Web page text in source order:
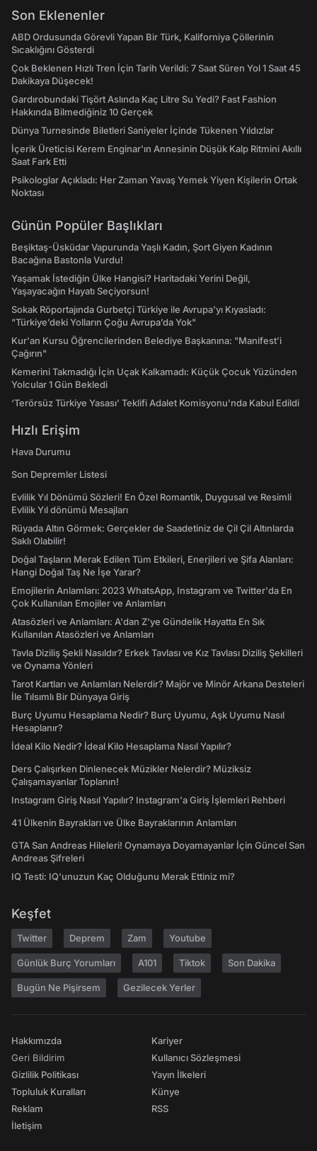
Son Eklenenler
ABD Ordusunda Görevli Yapan Bir Türk, Kaliforniya Çöllerinin
Sıcaklığını Gösterdi
Çok Beklenen Hızlı Tren İçin Tarih Verildi: 7 Saat Süren Yol 1 Saat 45
Dakikaya Düşecek!
Gardırobundaki Tişört Aslında Kaç Litre Su Yedi? Fast Fashion
Hakkında Bilmediğiniz 10 Gerçek
Dünya Turnesinde Biletleri Saniyeler İçinde Tükenen Yıldızlar
İçerik Üreticisi Kerem Enginar'ın Annesinin Düşük Kalp Ritmini Akıllı
Saat Fark Etti
Psikologlar Açıkladı: Her Zaman Yavaş Yemek Yiyen Kişilerin Ortak
Noktası
Günün Popüler Başlıkları
Beşiktaş-Üsküdar Vapurunda Yaşlı Kadın, Şort Giyen Kadının
Bacağına Bastonla Vurdu!
Yaşamak İstediğin Ülke Hangisi? Haritadaki Yerini Değil,
Yaşayacağın Hayatı Seçiyorsun!
Sokak Röportajında Gurbetçi Türkiye ile Avrupa'yı Kıyasladı:
"Türkiye’deki Yolların Çoğu Avrupa’da Yok"
Kur'an Kursu Öğrencilerinden Belediye Başkanına: "Manifest’i
Çağırın"
Kemerini Takmadığı İçin Uçak Kalkamadı: Küçük Çocuk Yüzünden
Yolcular 1 Gün Bekledi
‘Terörsüz Türkiye Yasası’ Teklifi Adalet Komisyonu'nda Kabul Edildi
Hızlı Erişim
Hava Durumu
Son Depremler Listesi
Evlilik Yıl Dönümü Sözleri! En Özel Romantik, Duygusal ve Resimli
Evlilik Yıl dönümü Mesajları
Rüyada Altın Görmek: Gerçekler de Saadetiniz de Çil Çil Altınlarda
Saklı Olabilir!
Doğal Taşların Merak Edilen Tüm Etkileri, Enerjileri ve Şifa Alanları:
Hangi Doğal Taş Ne İşe Yarar?
Emojilerin Anlamları: 2023 WhatsApp, Instagram ve Twitter'da En
Çok Kullanılan Emojiler ve Anlamları
Atasözleri ve Anlamları: A'dan Z'ye Gündelik Hayatta En Sık
Kullanılan Atasözleri ve Anlamları
Tavla Diziliş Şekli Nasıldır? Erkek Tavlası ve Kız Tavlası Diziliş Şekilleri
ve Oynama Yönleri
Tarot Kartları ve Anlamları Nelerdir? Majör ve Minör Arkana Desteleri
İle Tılsımlı Bir Dünyaya Giriş
Burç Uyumu Hesaplama Nedir? Burç Uyumu, Aşk Uyumu Nasıl
Hesaplanır?
İdeal Kilo Nedir? İdeal Kilo Hesaplama Nasıl Yapılır?
Ders Çalışırken Dinlenecek Müzikler Nelerdir? Müziksiz
Çalışamayanlar Toplanın!
Instagram Giriş Nasıl Yapılır? Instagram'a Giriş İşlemleri Rehberi
41 Ülkenin Bayrakları ve Ülke Bayraklarının Anlamları
GTA San Andreas Hileleri! Oynamaya Doyamayanlar İçin Güncel San
Andreas Şifreleri
IQ Testi: IQ'unuzun Kaç Olduğunu Merak Ettiniz mi?
Keşfet
Twitter Deprem Zam Youtube
Günlük Burç Yorumları A101 Tiktok Son Dakika
Bugün Ne Pişirsem Gezilecek Yerler
Hakkımızda
Geri Bildirim
Gizlilik Politikası
Topluluk Kuralları
Reklam
İletişim
Kariyer
Kullanıcı Sözleşmesi
Yayın İlkeleri
Künye
RSS